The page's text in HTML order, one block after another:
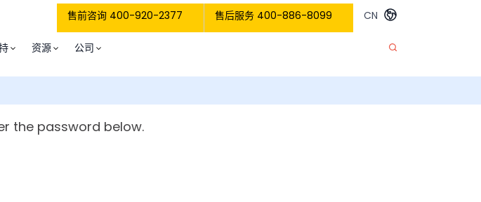
售前咨询 400-920-2377 售后服务 400-886-8099 CN
资源 公司
the password below.